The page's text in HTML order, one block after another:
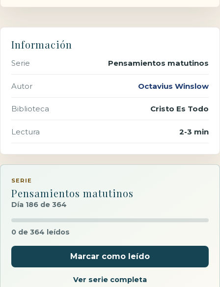
Información
Serie Pensamientos matutinos
Autor Octavius Winslow
Biblioteca Cristo Es Todo
Lectura 2-3 min
SERIE
Pensamientos matutinos
Día 186 de 364
0 de 364 leídos
Marcar como leído
Ver serie completa